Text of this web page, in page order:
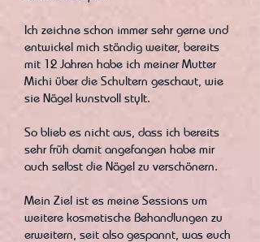
Ich zeichne schon immer sehr gerne und
entwickel mich ständig weiter, bereits
mit 12 Jahren habe ich meiner Mutter
Michi über die Schultern geschaut, wie
sie Nägel kunstvoll stylt.
So blieb es nicht aus, dass ich bereits
sehr früh damit angefangen habe mir
auch selbst die Nägel zu verschönern.
Mein Ziel ist es meine Sessions um
weitere kosmetische Behandlungen zu
erweitern, seit also gespannt, was euch